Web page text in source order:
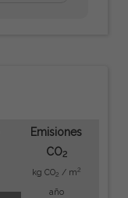
Emisiones
CO2
kg CO2 / m2
año